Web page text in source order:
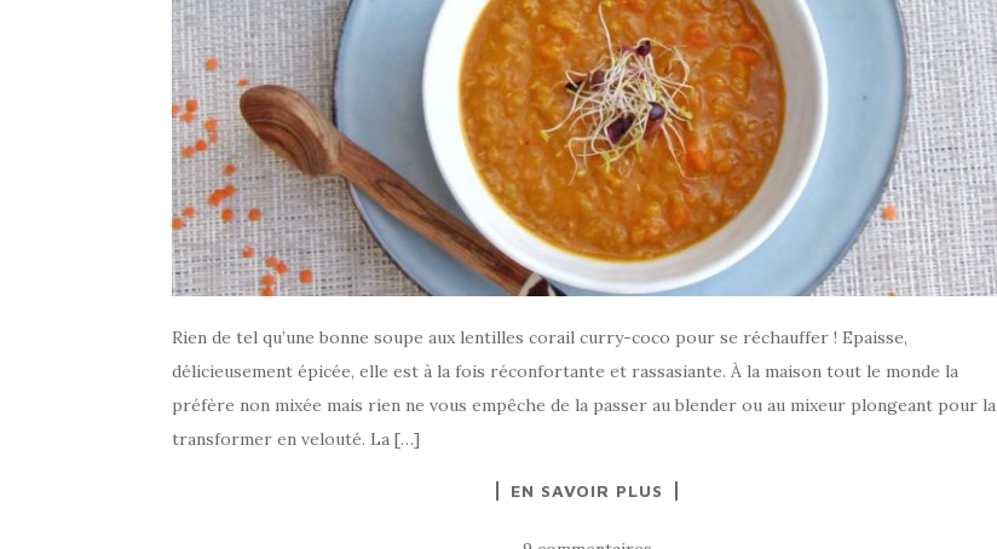
Rien de tel qu’une bonne soupe aux lentilles corail curry-coco pour se réchauffer ! Epaisse,
délicieusement épicée, elle est à la fois réconfortante et rassasiante. À la maison tout le monde la
préfère non mixée mais rien ne vous empêche de la passer au blender ou au mixeur plongeant pour la
transformer en velouté. La […]
EN SAVOIR PLUS